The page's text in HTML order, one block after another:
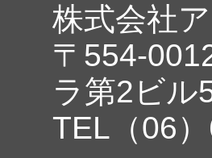
株式会社
〒554-
ラ第2ビル
TEL（06